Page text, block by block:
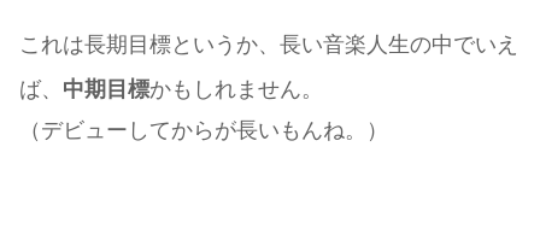
これは長期目標というか、長い音楽人生の中でいえ
ば、 中期目標かもしれません。
（デビューしてからが長いもんね。）